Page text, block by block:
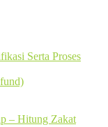
Serta Proses
– Hitung Zakat